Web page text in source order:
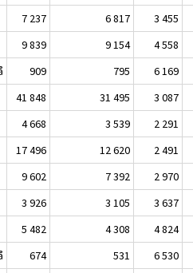
7 237 6 817
3 455
9 839 9 154
4 558
909 795
6 169
41 848 31 495
3 087
4 668 3 539
2 291
17 496 12 620
2 491
9 602 7 392
2 970
3 926 3 105
3 637
5 482 4 308
4 824
674 531
6 530